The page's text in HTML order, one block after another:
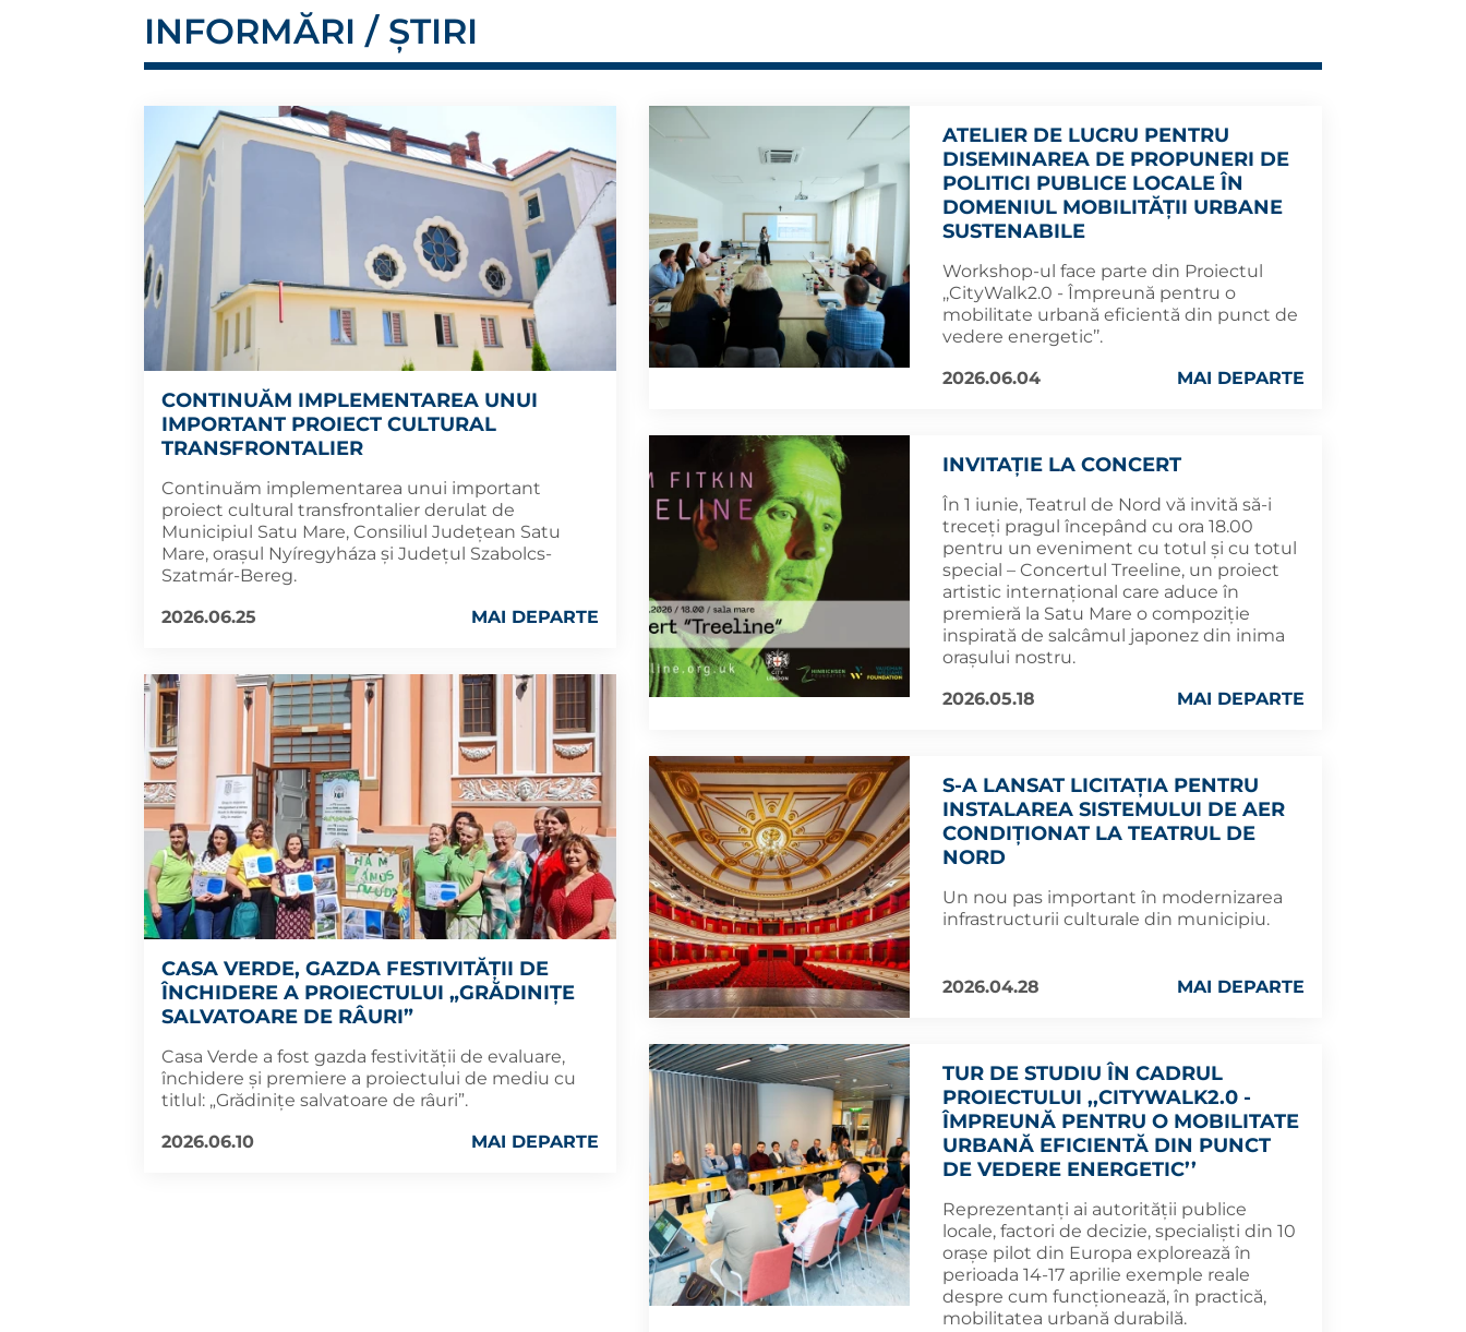
INFORMĂRI / ȘTIRI
CONTINUĂM IMPLEMENTAREA UNUI
IMPORTANT PROIECT CULTURAL
TRANSFRONTALIER
Continuăm implementarea unui important
proiect cultural transfrontalier derulat de
Municipiul Satu Mare, Consiliul Județean Satu
Mare, orașul Nyíregyháza și Județul Szabolcs-
Szatmár-Bereg.
2026.06.25
MAI DEPARTE
CASA VERDE, GAZDA FESTIVITĂȚII DE
ÎNCHIDERE A PROIECTULUI „GRĂDINIȚE
SALVATOARE DE RÂURI”
Casa Verde a fost gazda festivității de evaluare,
închidere și premiere a proiectului de mediu cu
titlul: „Grădinițe salvatoare de râuri”.
2026.06.10
MAI DEPARTE
ATELIER DE LUCRU PENTRU
DISEMINAREA DE PROPUNERI DE
POLITICI PUBLICE LOCALE ÎN
DOMENIUL MOBILITĂȚII URBANE
SUSTENABILE
Workshop-ul face parte din Proiectul
,,CityWalk2.0 - Împreună pentru o
mobilitate urbană eficientă din punct de
vedere energetic’’.
2026.06.04
MAI DEPARTE
INVITAȚIE LA CONCERT
În 1 iunie, Teatrul de Nord vă invită să-i
treceți pragul începând cu ora 18.00
pentru un eveniment cu totul și cu totul
special – Concertul Treeline, un proiect
artistic internațional care aduce în
premieră la Satu Mare o compoziție
inspirată de salcâmul japonez din inima
orașului nostru.
2026.05.18
MAI DEPARTE
S-A LANSAT LICITAȚIA PENTRU
INSTALAREA SISTEMULUI DE AER
CONDIȚIONAT LA TEATRUL DE
NORD
Un nou pas important în modernizarea
infrastructurii culturale din municipiu.
2026.04.28 MAI DEPARTE
TUR DE STUDIU ÎN CADRUL
PROIECTULUI ,,CITYWALK2.0 -
ÎMPREUNĂ PENTRU O MOBILITATE
URBANĂ EFICIENTĂ DIN PUNCT
DE VEDERE ENERGETIC’’
Reprezentanți ai autorității publice
locale, factori de decizie, specialiști din 10
orașe pilot din Europa explorează în
perioada 14-17 aprilie exemple reale
despre cum funcționează, în practică,
mobilitatea urbană durabilă.